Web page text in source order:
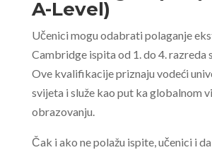
A-Level)
Učenici mogu odabrati polaganje
Cambridge ispita od 1. do 4. razreda
Ove kvalifikacije priznaju vodeći
svijeta i služe kao put ka globalnom
obrazovanju.
Čak i ako ne polažu ispite, učenici i